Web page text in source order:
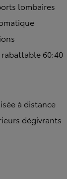
lombaires
60:40
à distance
dégivrants